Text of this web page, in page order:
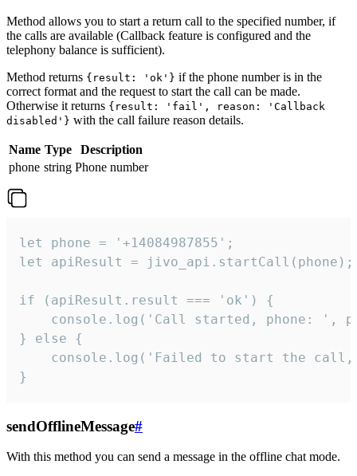
Method allows you to start a return call to the specified number, if
the calls are available (Callback feature is configured and the
telephony balance is sufficient).
Method returns {result: 'ok'} if the phone number is in the
correct format and the request to start the call can be made.
Otherwise it returns {result: 'fail', reason: 'Callback
disabled'} with the call failure reason details.
Name Type
Description
phone string Phone number
let phone = '+14084987855';
let apiResult = jivo_api.startCall(phone);
if (apiResult.result === 'ok') {
console.log('Call started, phone: ',
} else {
console.log('Failed to start the
}
sendOfflineMessage#
With this method you can send a message in the offline chat mode.